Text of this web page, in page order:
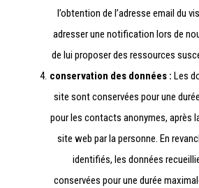
l’obtention de l’adresse email du
adresser une notification lors de
de lui proposer des ressources
conservation des données : Les
site sont conservées pour une
pour les contacts anonymes, après
site web par la personne. En
identifiés, les données
conservées pour une durée